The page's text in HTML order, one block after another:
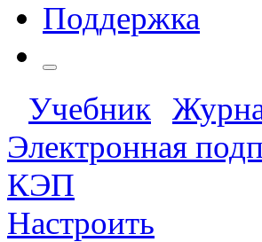
Поддержка
Учебник
Электронная
КЭП
Настроить